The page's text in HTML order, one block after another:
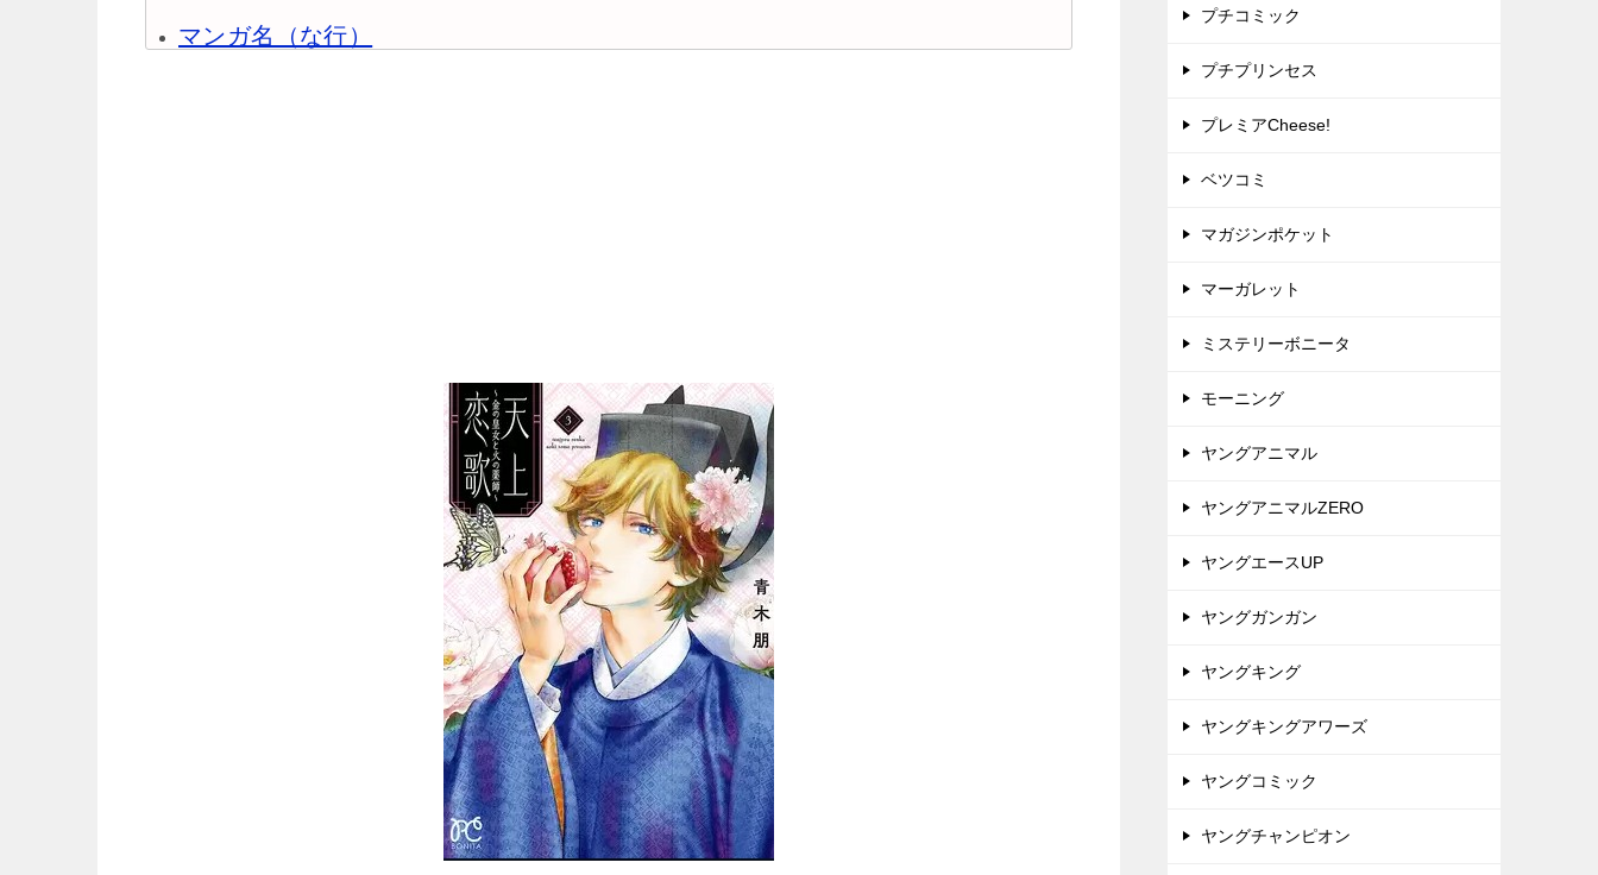
マンガ名（な行）
プチコミック
プチプリンセス
プレミアCheese!
ベツコミ
マガジンポケット
マーガレット
ミステリーボニータ
モーニング
ヤングアニマル
ヤングアニマルZERO
ヤングエースUP
ヤングガンガン
ヤングキング
ヤングキングアワーズ
ヤングコミック
ヤングチャンピオン